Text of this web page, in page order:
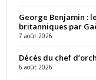
George Benjamin :
britanniques par
7 août 2026
Décès du chef
6 août 2026